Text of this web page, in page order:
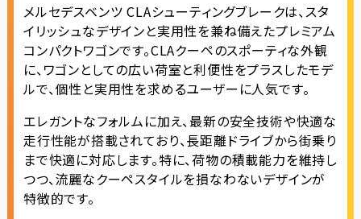
メルセデスベンツ CLAシューティングブレークは、スタ
イリッシュなデザインと実用性を兼ね備えたプレミアム
コンパクトワゴンです。CLAクーペのスポーティな外観
に、ワゴンとしての広い荷室と利便性をプラスしたモデ
ルで、個性と実用性を求めるユーザーに人気です。
エレガントなフォルムに加え、最新の安全技術や快適な
走行性能が搭載されており、長距離ドライブから街乗り
まで快適に対応します。特に、荷物の積載能力を維持し
つつ、流麗なクーペスタイルを損なわないデザインが
特徴的です。